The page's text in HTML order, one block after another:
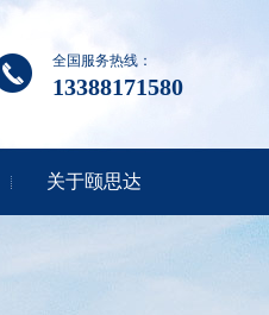
全国服务热线：
13388171580
关于颐思达